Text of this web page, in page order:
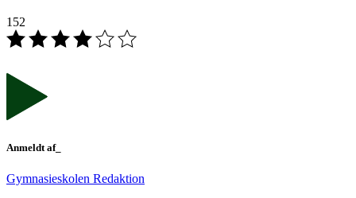
152
Anmeldt af_
Gymnasieskolen Redaktion